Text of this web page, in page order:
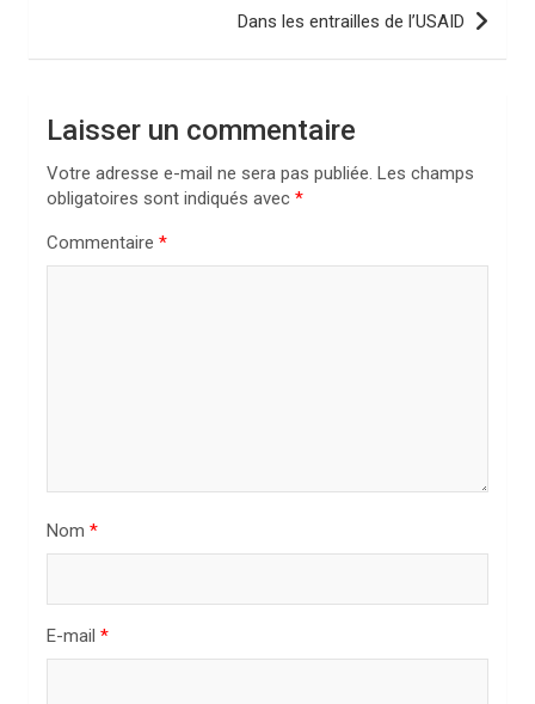
g
Dans les entrailles de l’USAID
Laisser un commentaire
Votre adresse e-mail ne sera pas publiée. Les champs
obligatoires sont indiqués avec *
Commentaire *
Nom *
E-mail *